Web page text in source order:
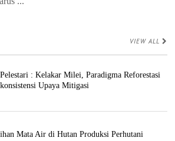
VIEW ALL
: Kelakar Milei, Paradigma Reforestasi
Upaya Mitigasi
Mata Air di Hutan Produksi Perhutani